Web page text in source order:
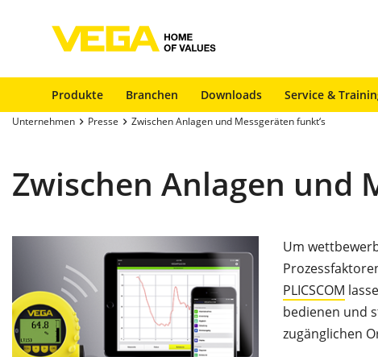
Produkte Branchen Downloads Service &
Unternehmen Presse Zwischen Anlagen und Messgeräten funkt‘s
Zwischen Anlagen und
Um
PLICSCOM
bedienen und
zugänglichen